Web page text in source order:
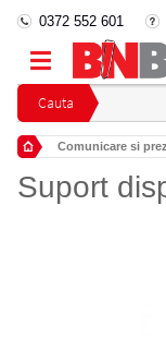
Cauta
0372 552 601
Comunicare si
Suport